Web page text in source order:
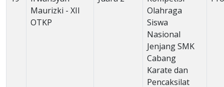
Maurizki - XII
OTKP
Olahraga
Siswa
Nasional
Jenjang SMK
Cabang
Karate dan
Pencaksilat